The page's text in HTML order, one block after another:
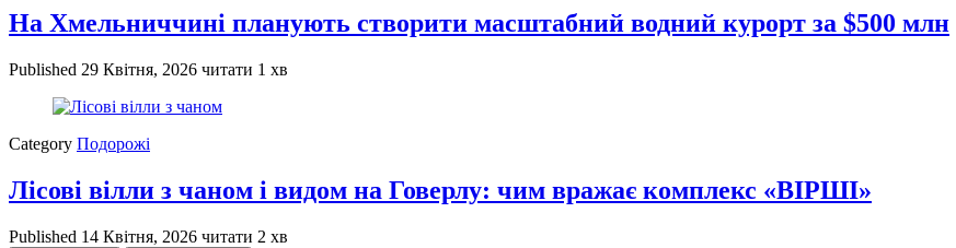
На Хмельниччині планують створити масштабний водний курорт за $500 млн
Published 29 Квітня, 2026 читати 1 хв
Category Подорожі
Лісові вілли з чаном і видом на Говерлу: чим вражає комплекс «ВІРШІ»
Published 14 Квітня, 2026 читати 2 хв